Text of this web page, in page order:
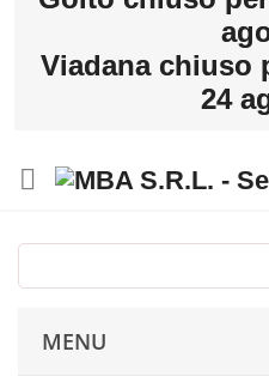
Viadana chiuso
24

MENU